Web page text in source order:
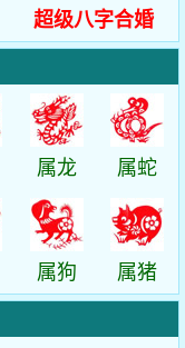
超级八字合婚
属龙 属蛇
属狗
属猪